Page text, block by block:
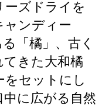
ーズドライを
ャンディー
「橘」、古く
きた大和橘
をセットにし
に広がる自然